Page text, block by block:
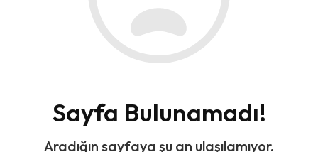
Sayfa Bulunamadı!
Aradığın sayfaya şu an ulaşılamıyor.